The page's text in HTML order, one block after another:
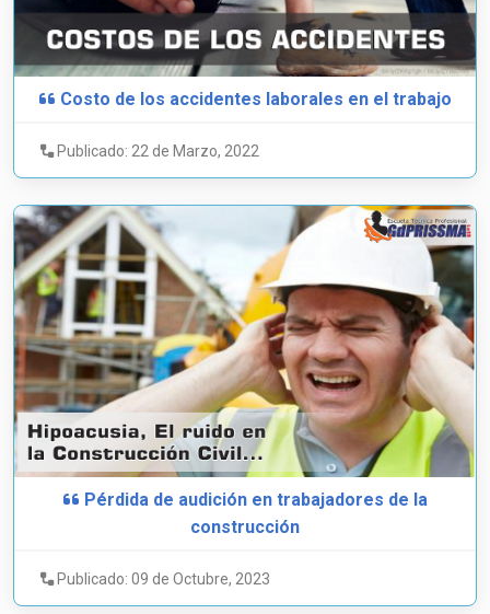
Costo de los accidentes laborales en el trabajo
Publicado: 22 de Marzo, 2022
Pérdida de audición en trabajadores de la
construcción
Publicado: 09 de Octubre, 2023